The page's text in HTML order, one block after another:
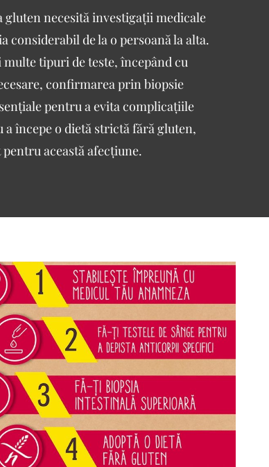
necesită investigații medicale
considerabil de la o persoană la alta.
tipuri de teste, începând cu
confirmarea prin biopsie
pentru a evita complicațiile
începe o dietă strictă fără gluten,
această afecțiune.